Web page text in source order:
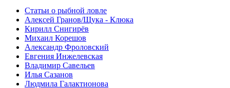
Статьи о рыбной ловле
Алексей Гранов/Щука - Клюка
Кирилл Снигирёв
Михаил Корешов
Александр Фроловский
Евгения Инжелевская
Владимир Савельев
Илья Сазанов
Людмила Галактионова